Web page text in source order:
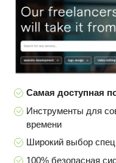
Самая доступная
Инструменты для
времени
Широкий выбор
100% безопасная